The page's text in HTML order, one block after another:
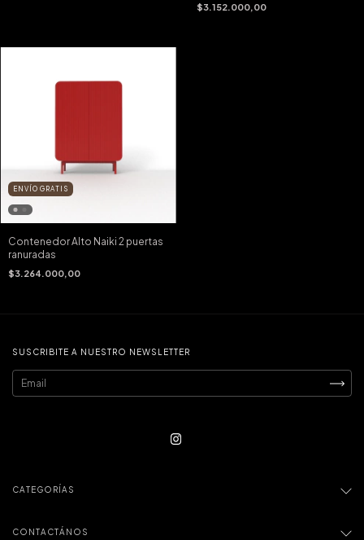
$3.152.000,00
ENVÍO GRATIS
Contenedor Alto Naiki 2 puertas
ranuradas
$3.264.000,00
SUSCRIBITE A NUESTRO NEWSLETTER
CATEGORÍAS
CONTACTÁNOS